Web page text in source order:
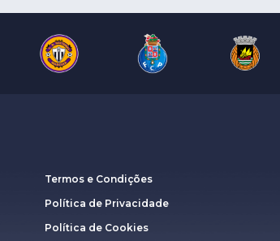
Termos e Condições
Política de Privacidade
Política de Cookies